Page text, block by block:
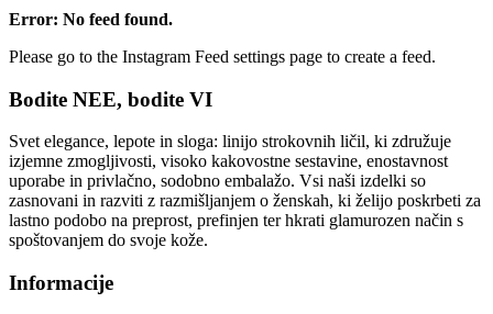
Error: No feed found.
Please go to the Instagram Feed settings page to create a feed.
Bodite NEE, bodite VI
Svet elegance, lepote in sloga: linijo strokovnih ličil, ki združuje
izjemne zmogljivosti, visoko kakovostne sestavine, enostavnost
uporabe in privlačno, sodobno embalažo. Vsi naši izdelki so
zasnovani in razviti z razmišljanjem o ženskah, ki želijo poskrbeti za
lastno podobo na preprost, prefinjen ter hkrati glamurozen način s
spoštovanjem do svoje kože.
Informacije